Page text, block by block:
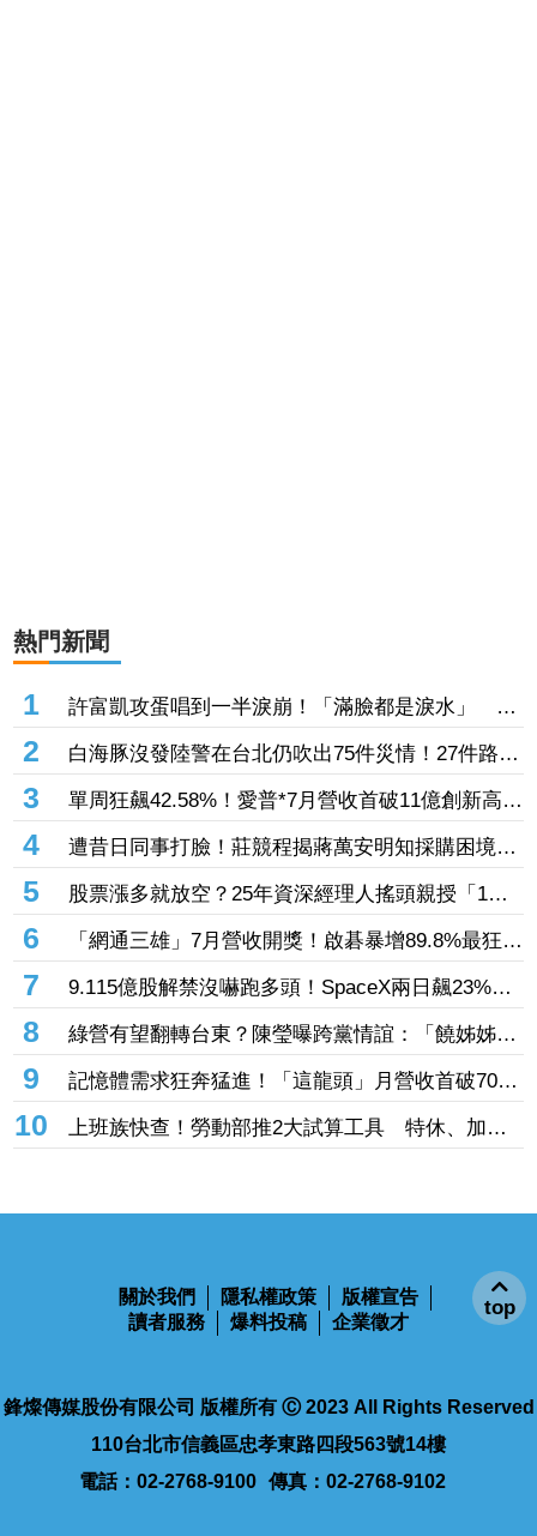
熱門新聞
1
許富凱攻蛋唱到一半淚崩！「滿臉都是淚水」 父
親節開唱思念亡父
2
白海豚沒發陸警在台北仍吹出75件災情！27件路樹
倒塌、21件災情處理中
3
單周狂飆42.58%！愛普*7月營收首破11億創新高
「年增144.57%」 重返準千金股
4
遭昔日同事打臉！莊競程揭蔣萬安明知採購困境
卻仍散播「擋疫苗」說
5
股票漲多就放空？25年資深經理人搖頭親授「1絕
招」抓買賣時機：看誰占上風
6
「網通三雄」7月營收開獎！啟碁暴增89.8%最狂
這2檔也創同期新高
7
9.115億股解禁沒嚇跑多頭！SpaceX兩日飆23%
離IPO價只差一步
8
綠營有望翻轉台東？陳瑩曝跨黨情誼：「饒姊姊」
曾親授「這職位」
9
記憶體需求狂奔猛進！「這龍頭」月營收首破70億
費一鍵算清楚
鋒燦傳媒股份有限公司 版權所有 Ⓒ 2023 All Rights Reserved
110台北市信義區忠孝東路四段563號14樓
top